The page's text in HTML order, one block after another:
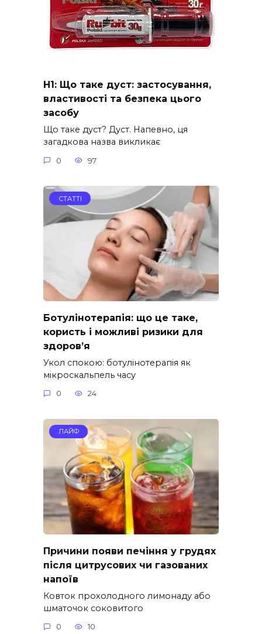
H1: Що таке дуст: застосування,
властивості та безпека цього
засобу
Що таке дуст? Дуст. Напевно, ця
загадкова назва викликає
0 97
СТАТТІ
Ботулінотерапія: що це таке,
користь і можливі ризики для
здоров’я
Укол спокою: ботулінотерапія як
мікроскальпель часу
0 24
ЛАЙФ
Причини появи печіння у грудях
після цитрусових чи газованих
напоїв
Ковток прохолодного лимонаду або
шматочок соковитого
0 10